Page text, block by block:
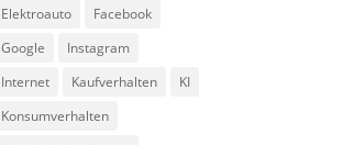
Elektroauto
Facebook
Google
Instagram
Internet
Kaufverhalten
KI
Konsumverhalten